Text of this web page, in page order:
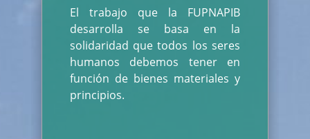
El trabajo que la FUPNAPIB
desarrolla se basa en la
solidaridad que todos los seres
humanos debemos tener en
función de bienes materiales y
principios.